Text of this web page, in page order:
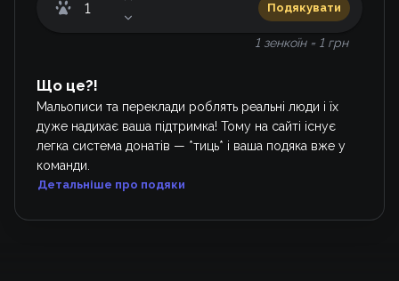
Подякувати
1 зенкоїн = 1 грн
Що це?!
Мальописи та переклади роблять реальні люди і їх
дуже надихає ваша підтримка! Тому на сайті існує
легка система донатів — *тиць* і ваша подяка вже у
команди.
Детальніше про подяки